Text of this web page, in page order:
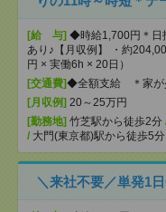
[給 与] ◆時給1,700円＊日
あり♪【月収例】 ・約
円 × 実働6h × 20日）
[交通費]◆全額支給 ＊家が
[月収例] 20～25万円
[勤務地] 竹芝駅から徒歩2分
/ 大門(東京都)駅から徒歩5分
＼来社不要／単発1